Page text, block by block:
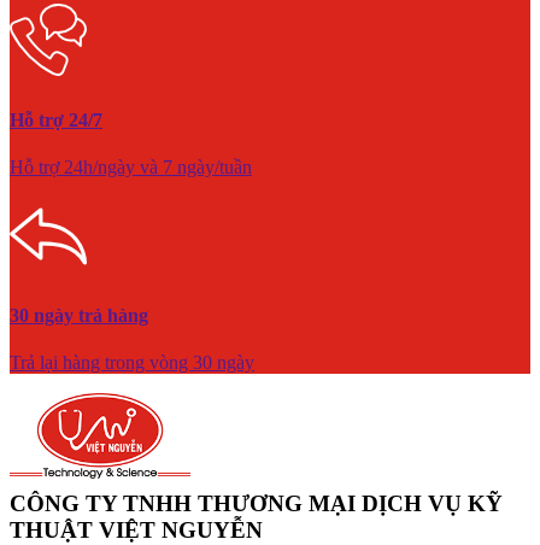
Hỗ trợ 24/7
Hỗ trợ 24h/ngày và 7 ngày/tuần
30 ngày trả hàng
Trả lại hàng trong vòng 30 ngày
CÔNG TY TNHH THƯƠNG MẠI DỊCH VỤ KỸ
THUẬT VIỆT NGUYỄN